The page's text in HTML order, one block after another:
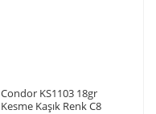
Condor KS1103 18gr
Kesme Kaşık Renk C8